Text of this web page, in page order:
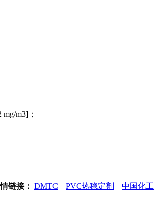
mg/m3] ；
链接： DMTC | PVC热稳定剂 | 中国化工